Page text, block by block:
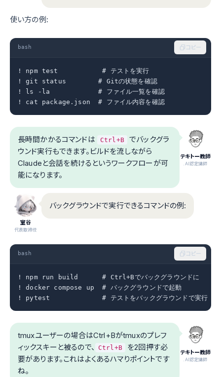
使い方の例:
bash コピー
! npm test           # テストを実行
! git status        # Gitの状態を確認
! ls -la            # ファイル一覧を確認
! cat package.json  # ファイル内容を確認
テキトー教師
.AI認定講師
長時間かかるコマンドは Ctrl+B
でバックグラ
ウンド実行もできます。ビルドを流しながら
Claudeと会話を続けるというワークフローが可
能になります。
室谷
代表取締役
バックグラウンドで実行できるコマンドの例:
bash コピー
! npm run build      # Ctrl+Bでバックグラウンドに
! docker compose up  # バックグラウンドで起動
! pytest             # テストをバックグラウンドで実行
テキトー教師
.AI認定講師
tmuxユーザーの場合はCtrl+Bがtmuxのプレフ
ィックスキーと被るので、
Ctrl+B
を2回押す必
要があります。これはよくあるハマりポイントです
ね。